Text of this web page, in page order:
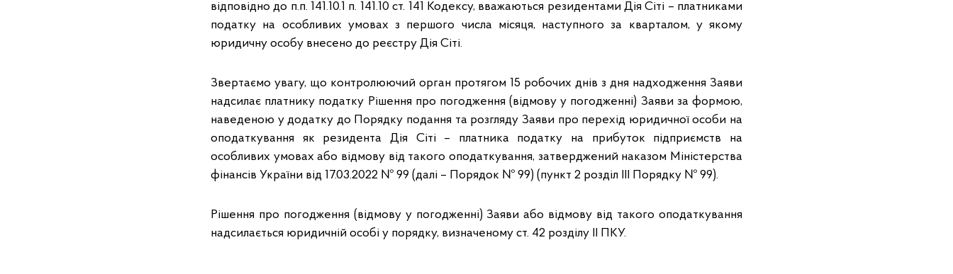
відповідно до п.п. 141.10.1 п. 141.10 ст. 141 Кодексу, вважаються резидентами Дія Сіті – платниками
податку на особливих умовах з першого числа місяця, наступного за кварталом, у якому
юридичну особу внесено до реєстру Дія Сіті.
Звертаємо увагу, що контролюючий орган протягом 15 робочих днів з дня надходження Заяви
надсилає платнику податку Рішення про погодження (відмову у погодженні) Заяви за формою,
наведеною у додатку до Порядку подання та розгляду Заяви про перехід юридичної особи на
оподаткування як резидента Дія Сіті – платника податку на прибуток підприємств на
особливих умовах або відмову від такого оподаткування, затверджений наказом Міністерства
фінансів України від 17.03.2022 № 99 (далі – Порядок № 99) (пункт 2 розділ ІІІ Порядку № 99).
Рішення про погодження (відмову у погодженні) Заяви або відмову від такого оподаткування
надсилається юридичній особі у порядку, визначеному ст. 42 розділу II ПКУ.